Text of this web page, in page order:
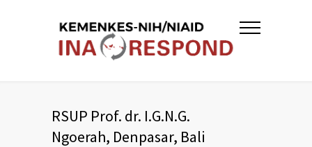
RSUP Prof. dr. I.G.N.G.
Ngoerah, Denpasar, Bali